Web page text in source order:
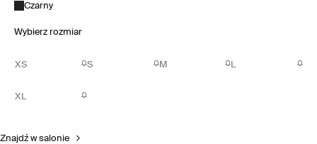
Czarny
Wybierz rozmiar
XS S M L
XL
Znajdź w salonie